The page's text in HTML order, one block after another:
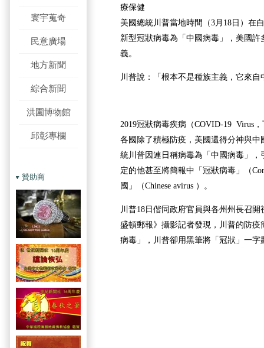
寰宇蒐奇
民意廣場
地方新聞
綜合新聞
洪園博物館
邱彰專欄
贊助商
療保健
美國總統川普當地時間（3月18日）在
新型冠狀病毒為「中國病毒」，美國
義。
川普說：「根本不是種族主義，它來自
2019冠狀病毒疾病（COVID-19 Virus
各國除了積極防疫，美國還得分神與
統川普因連日稱病毒為「中國病毒」
定的他甚至將簡報中「冠狀病毒」（
國」（Chinese avirus ）。
川普18日偕同政府官員與各州州長召
盛頓郵報》攝影記者發現，川普的防
病毒」，川普卻用黑筆將「冠狀」一字